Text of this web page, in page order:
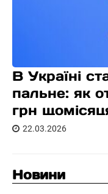
В Україні
пальне: як
грн
22.03.2026
Новини